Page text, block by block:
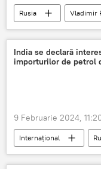
Rusia Vladimir
SUA
India se declară
importurilor de petrol
9 Februarie 2024,
Internațional
petrol